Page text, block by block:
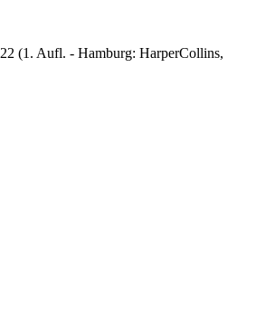
(1. Aufl. - Hamburg: HarperCollins,